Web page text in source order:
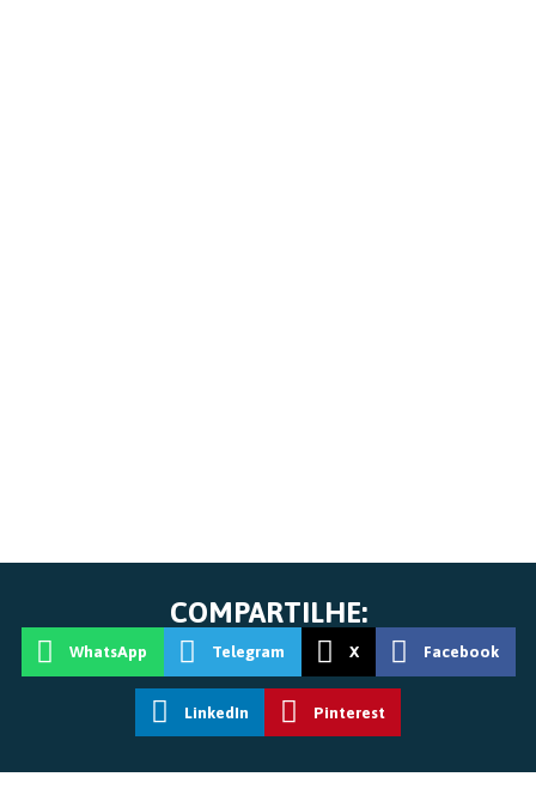
COMPARTILHE:
WhatsApp Telegram X Facebook
LinkedIn Pinterest